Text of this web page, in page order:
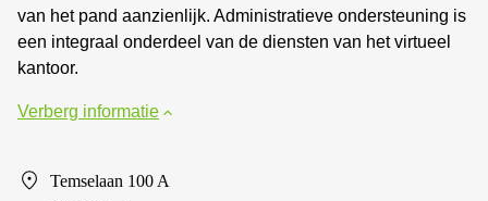
van het pand aanzienlijk. Administratieve ondersteuning is
een integraal onderdeel van de diensten van het virtueel
kantoor.
Verberg informatie
Temselaan 100 A